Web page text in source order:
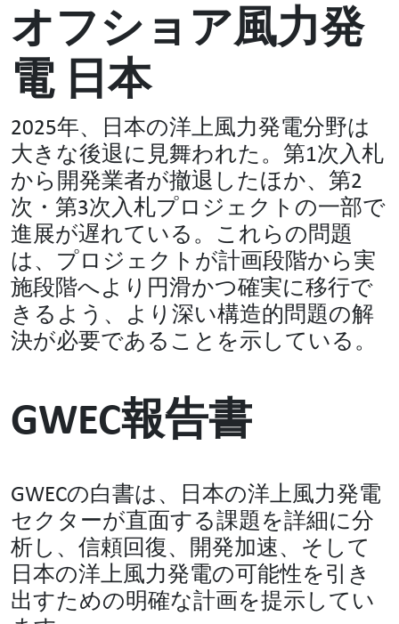
オフショア風力発
電 日本
2025年、日本の洋上風力発電分野は
大きな後退に見舞われた。第1次入札
から開発業者が撤退したほか、第2
次・第3次入札プロジェクトの一部で
進展が遅れている。これらの問題
は、プロジェクトが計画段階から実
施段階へより円滑かつ確実に移行で
きるよう、より深い構造的問題の解
決が必要であることを示している。
GWEC報告書
GWECの白書は、日本の洋上風力発電
セクターが直面する課題を詳細に分
析し、信頼回復、開発加速、そして
日本の洋上風力発電の可能性を引き
出すための明確な計画を提示してい